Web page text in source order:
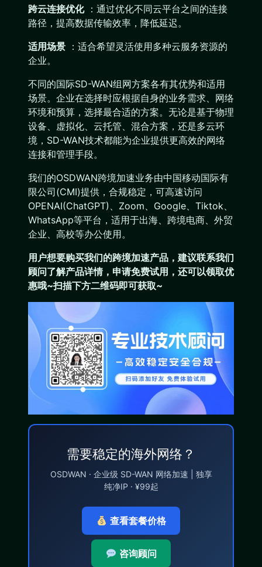
跨云连接优化：通过优化不同云平台之间的连接
路径，提高数据传输效率，降低延迟。
适用场景 ：适合希望灵活使用多种云服务资源的
企业。
不同的国际SD-WAN组网方案各有其优势和适用
场景。企业在选择时应根据自身的业务需求、网络
环境和预算，选择最合适的方案。无论是基于物理
设备、虚拟化、云托管、混合方案，还是多云环
境，SD-WAN技术都能为企业提供更高效的网络
连接和管理手段。
我们的OSDWAN跨境加速业务由中国移动国际有
限公司(CMI)提供，合规稳定，可高速访问
OPENAI(ChatGPT)、Zoom、Google、Tiktok、
WhatsApp等平台，适用于出海、跨境电商、外贸
企业、高校等办公使用。
用户想要购买我们的跨境加速产品 ，建议联系我们
顾问了解产品详情，申请免费试用，还可以领取优
惠哦~扫描下方二维码即可获取~
需要稳定的海外网络？
OSDWAN · 企业级 SD-WAN 网络加速 | 独享
纯净IP · ¥99起
查看套餐价格
咨询顾问